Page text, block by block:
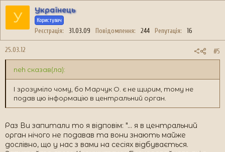
У Українець
Користувач
Реєстрація 31.03.09 Повідомлення 244 Репутація 16
25.03.12 #5
neh сказав(ла):
І зрозуміло чому, бо Марчук О. є не щирим, тому не
подав цю інформацію в центральний орган.
Раз Ви запитали то я відповім: "... я в центральний
орган нічого не подавав та вони знають майже
дослівно, що у нас з вами на сесіях відбувається.